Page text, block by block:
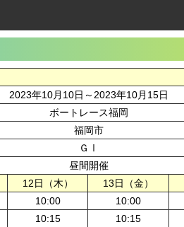
2023年10月10日～2023年10月15日
ボートレース福岡
福岡市
ＧⅠ
昼間開催
12日（木） 13日（金）
10:00 10:00
10:15 10:15